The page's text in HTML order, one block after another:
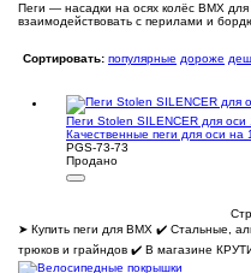
Пеги — насадки на осях колёс BMX
взаимодействовать с перилами и
Сортировать: популярные дороже
Пеги Stolen SILENCER для оси
Качественные пеги для оси на
PGS-73-73
Продано
➤ Купить пеги для BMX ✔️ Стальные,
трюков и грайндов ✔️ В магазине